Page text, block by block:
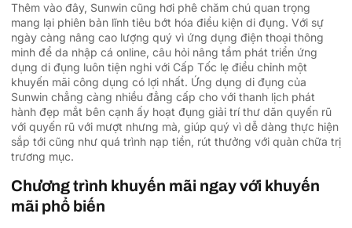
Thêm vào đây, Sunwin cũng hơi phê chăm chú quan trọng
mang lại phiên bản lĩnh tiêu bớt hóa điều kiện di đụng. Với sự
ngày càng nâng cao lượng quý vì ứng dụng điện thoại thông
minh để da nhập cá online, câu hỏi nâng tầm phát triển ứng
dụng di đụng luôn tiện nghi với Cấp Tốc lẹ điều chỉnh một
khuyến mãi công dụng có lợi nhất. Ứng dụng di đụng của
Sunwin chẳng càng nhiều đẳng cấp cho với thanh lịch phát
hành đẹp mắt bên cạnh ấy hoạt đụng giải trí thư dãn quyến rũ
với quyến rũ với mượt nhưng mà, giúp quý vì dễ dàng thực hiện
sắp tới cũng như quá trình nạp tiền, rút thưởng với quản chữa trị
trương mục.
Chương trình khuyến mãi ngay với khuyến
mãi phổ biến